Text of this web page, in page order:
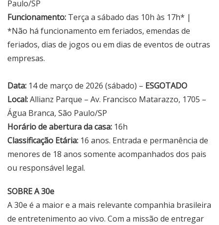
Paulo/SP
Funcionamento: Terça a sábado das 10h às 17h* |
*Não há funcionamento em feriados, emendas de
feriados, dias de jogos ou em dias de eventos de outras
empresas.
Data: 14 de março de 2026 (sábado) – ESGOTADO
Local:Allianz Parque – Av. Francisco Matarazzo, 1705 –
Água Branca, São Paulo/SP
Horário de abertura da casa: 16h
Classificação Etária: 16 anos. Entrada e permanência de
menores de 18 anos somente acompanhados dos pais
ou responsável legal.
SOBRE A 30e
A 30e é a maior e a mais relevante companhia brasileira
de entretenimento ao vivo. Com a missão de entregar